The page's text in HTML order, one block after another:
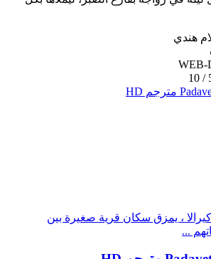
هندي
WEB-
، يمزق سكان قرية صغيرة بين
...